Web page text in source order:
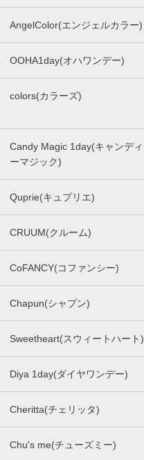
AngelColor(エンジェルカラー)
OOHA1day(オハワンデー)
colors(カラーズ)
Candy Magic 1day(キャンディ
ーマジック)
Quprie(キュプリエ)
CRUUM(クルーム)
CoFANCY(コファンシー)
Chapun(シャプン)
Sweetheart(スウィートハート)
Diya 1day(ダイヤワンデー)
Cheritta(チェリッタ)
Chu's me(チューズミー)